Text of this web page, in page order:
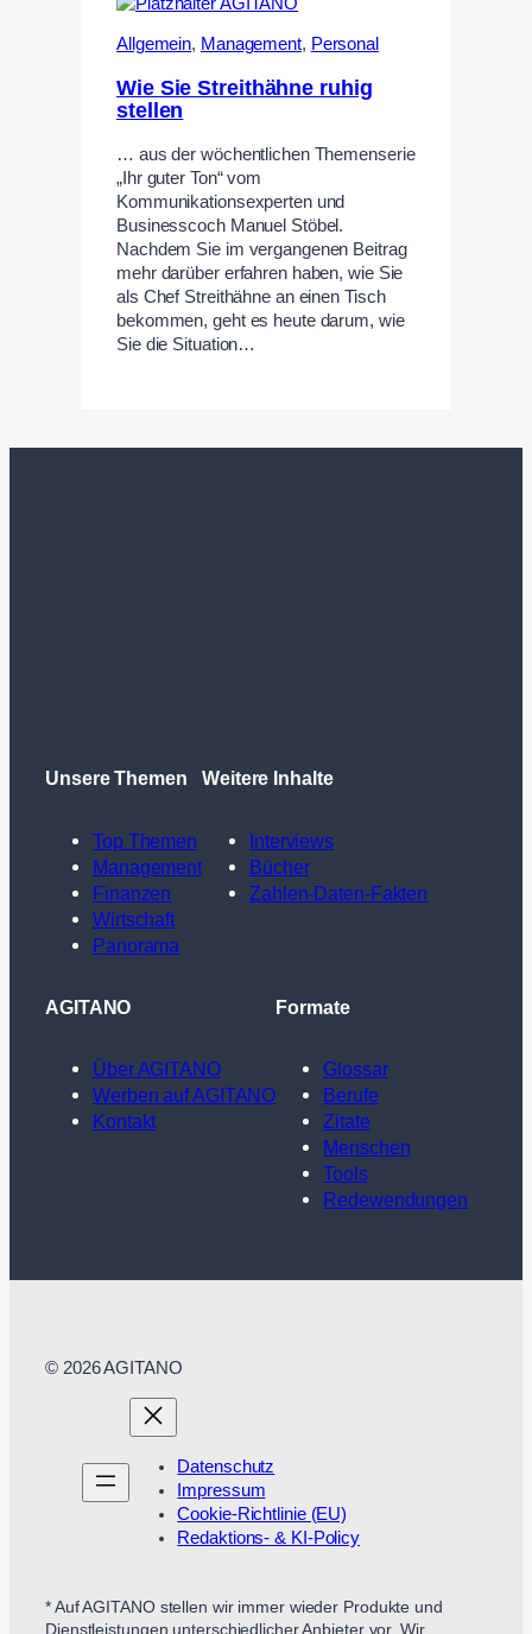
Allgemein, Management, Personal
Wie Sie Streithähne ruhig
stellen
… aus der wöchentlichen Themenserie
„Ihr guter Ton“ vom
Kommunikationsexperten und
Businesscoch Manuel Stöbel.
Nachdem Sie im vergangenen Beitrag
mehr darüber erfahren haben, wie Sie
als Chef Streithähne an einen Tisch
bekommen, geht es heute darum, wie
Sie die Situation…
Unsere Themen
Top Themen
Management
Finanzen
Wirtschaft
Panorama
Weitere Inhalte
Interviews
Bücher
Zahlen-Daten-Fakten
AGITANO
Über AGITANO
Werben auf AGITANO
Kontakt
Formate
Glossar
Berufe
Zitate
Menschen
Tools
Redewendungen
© 2026 AGITANO
Datenschutz
Impressum
Cookie-Richtlinie (EU)
Redaktions- & KI-Policy
* Auf AGITANO stellen wir immer wieder Produkte und
Dienstleistungen unterschiedlicher Anbieter vor. Wir